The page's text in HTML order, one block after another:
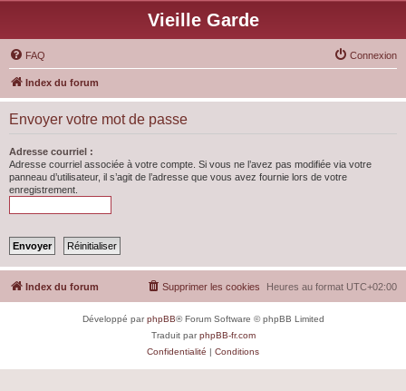
Vieille Garde
FAQ Connexion
Index du forum
Envoyer votre mot de passe
Adresse courriel :
Adresse courriel associée à votre compte. Si vous ne l’avez pas modifiée via votre
panneau d’utilisateur, il s’agit de l’adresse que vous avez fournie lors de votre
enregistrement.
Index du forum Heures au format UTC+02:00
Supprimer les cookies
Développé parphpBB® Forum Software © phpBB Limited
Traduit parphpBB-fr.com
Confidentialité | Conditions